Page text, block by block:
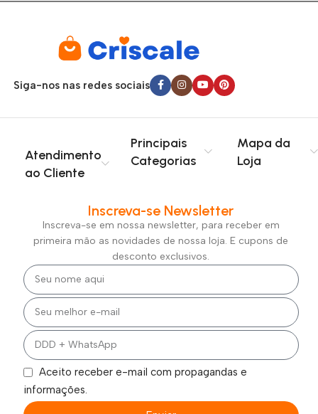
processo de envio é de responsabilidade da Criscale
confirmação do pagamento, os pedidos são
despachados em até 24 horas, garantindo agilidade e
, sempre com código de rastreamento para
acompanhamento do pedido.
, compagamento protegido,atendimento
humanizadoe informações claras sobre prazos e envio. Nosso
compromisso é oferecer uma experiência de compra simples,
segura e eficiente, conectando você diretamente aos melhores
Siga-nos nas redes sociais
Atendimento
ao Cliente
Principais
Categorias
Mapa da
Loja
Inscreva-se Newsletter
Inscreva-se em nossa newsletter, para receber em
primeira mão as novidades de nossa loja. E cupons de
desconto exclusivos.
Aceito receber e-mail com propagandas e
informações.